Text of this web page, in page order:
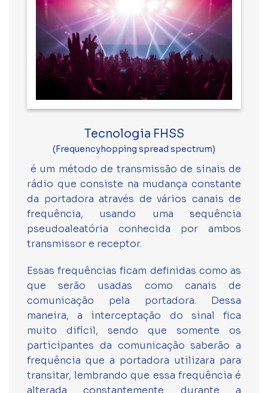
Tecnologia FHSS
(​Frequency­hopping spread spectrum)
é um método de transmissão de sinais de
rádio que consiste na mudança constante
da portadora através de vários canais de
frequência, usando uma sequência
pseudo­aleatória conhecida por ambos
transmissor e receptor.
Essas frequências ficam definidas como as
que serão usadas como canais de
comunicação pela portadora. Dessa
maneira, a interceptação do sinal fica
muito difícil, sendo que somente os
participantes da comunicação saberão a
frequência que a portadora utilizara para
transitar, lembrando que essa frequência é